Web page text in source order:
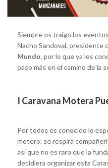
Siempre os traigo los
Nacho Sandoval, presidente
Mundo, por lo que ya les
paso más en el camino de la
I Caravana Motera
Por todos es conocido lo
motero: se respira
así que no es raro que la
decidiera organizar esta